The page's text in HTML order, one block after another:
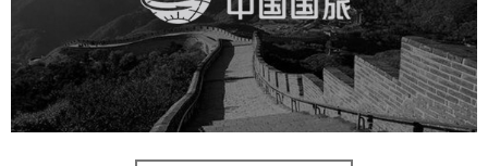
旅游休闲 电商网站 网站建设